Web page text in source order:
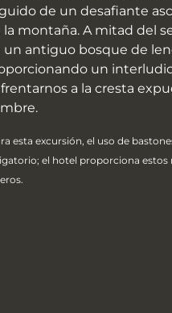
de un desafiante
la montaña. A mitad del
un antiguo bosque de
un
a la cresta
esta excursión, el uso de
el hotel proporciona estos